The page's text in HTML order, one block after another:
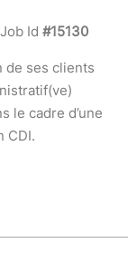
Id #15130
de ses clients
le cadre d’une
CDI.